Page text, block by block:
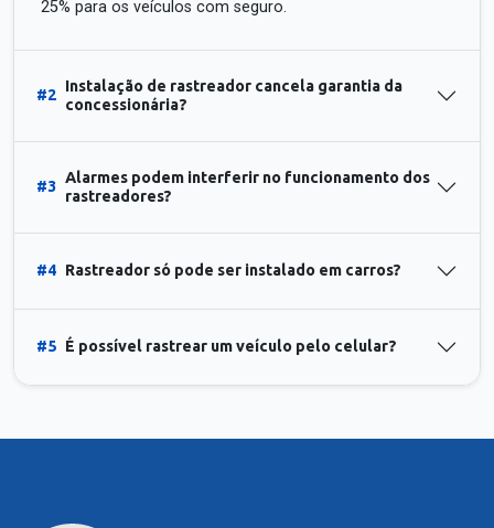
25% para os veículos com seguro.
#2
Instalação de rastreador cancela garantia da
concessionária?
#3
Alarmes podem interferir no funcionamento dos
rastreadores?
#4 Rastreador só pode ser instalado em carros?
#5 É possível rastrear um veículo pelo celular?